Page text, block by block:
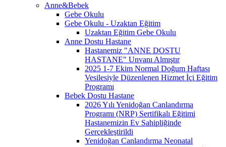
Anne&Bebek
Gebe Okulu
Gebe Okulu - Uzaktan Eğitim
Uzaktan Eğitim Gebe Okulu
Anne Dostu Hastane
Hastanemiz "ANNE DOSTU
HASTANE" Unvanı Almıştır
2025 1-7 Ekim Normal Doğum Haftası
Vesilesiyle Düzenlenen Hizmet İçi Eğitim
Programı
Bebek Dostu Hastane
2026 Yılı Yenidoğan Canlandırma
Programı (NRP) Sertifikalı Eğitimi
Hastanemizin Ev Sahipliğinde
Gerçekleştirildi
Yenidoğan Canlandırma Neonatal